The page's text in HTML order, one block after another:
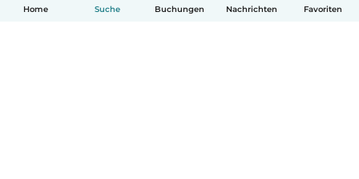
Home Suche Buchungen Nachrichten Favoriten